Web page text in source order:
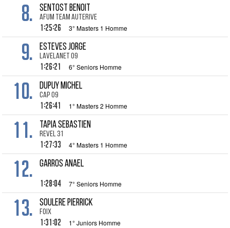
8. SENTOST Benoit
AFUM TEAM AUTERIVE
1:25:26 3° Masters 1 Homme
9. ESTEVES Jorge
Lavelanet 09
1:26:21 6° Seniors Homme
10. DUPUY Michel
CAP 09
1:26:41 1° Masters 2 Homme
11. TAPIA Sebastien
Revel 31
1:27:33 4° Masters 1 Homme
12. GARROS Anael
1:28:04 7° Seniors Homme
13. SOULERE Pierrick
Foix
1:31:02 1° Juniors Homme